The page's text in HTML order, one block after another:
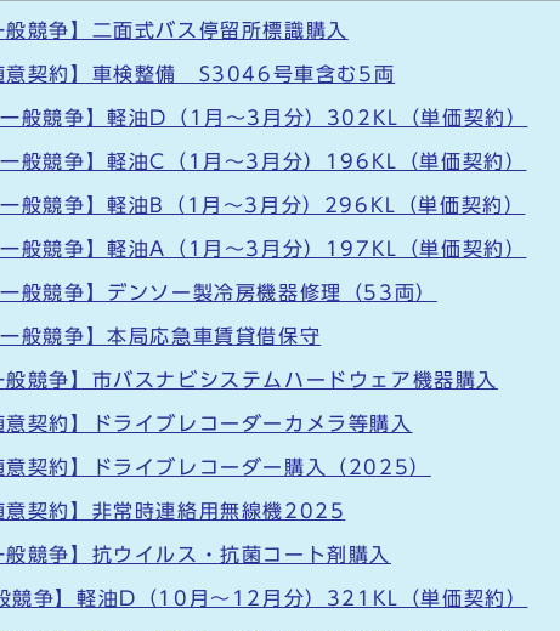
競争】二面式バス停留所標識購入
意契約】車検整備 S3046号車含む5両
般競争】軽油D（1月～3月分）302KL（単価契約）
般競争】軽油C（1月～3月分）196KL（単価契約）
般競争】軽油B（1月～3月分）296KL（単価契約）
般競争】軽油A（1月～3月分）197KL（単価契約）
般競争】デンソー製冷房機器修理（53両）
般競争】本局応急車賃貸借保守
競争】市バスナビシステムハードウェア機器購入
契約】ドライブレコーダーカメラ等購入
契約】ドライブレコーダー購入（2025）
契約】非常時連絡用無線機2025
競争】抗ウイルス・抗菌コート剤購入
競争】軽油D（10月～12月分）321KL（単価契約）